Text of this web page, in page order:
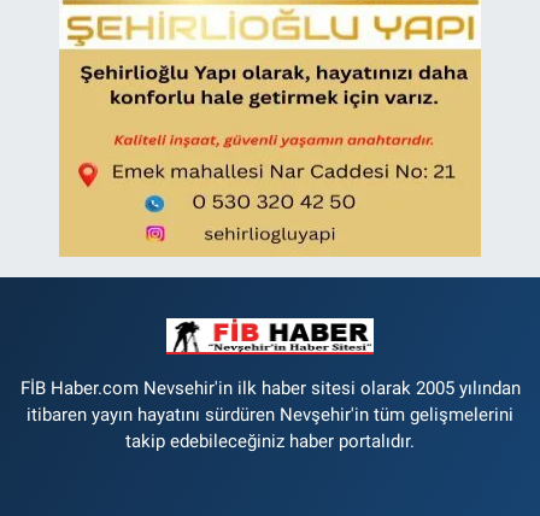
FİB Haber.com Nevsehir'in ilk haber sitesi olarak 2005 yılından
itibaren yayın hayatını sürdüren Nevşehir'in tüm gelişmelerini
takip edebileceğiniz haber portalıdır.